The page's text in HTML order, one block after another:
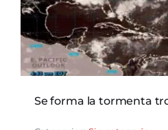
Se forma la tormenta